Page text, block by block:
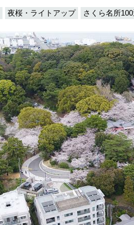
夜桜・ライトアップ さくら名所